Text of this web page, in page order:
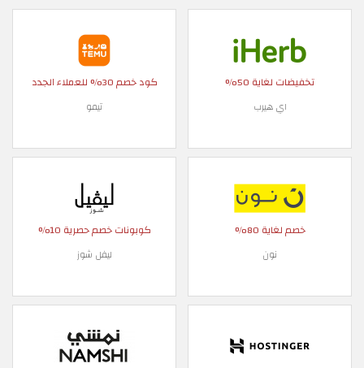
تخفيضات لغاية 50%
اي هيرب
كود خصم 30% للعملاء الجدد
تيمو
خصم لغاية 80%
نون
كوبونات خصم حصرية 10%
ليفل شوز